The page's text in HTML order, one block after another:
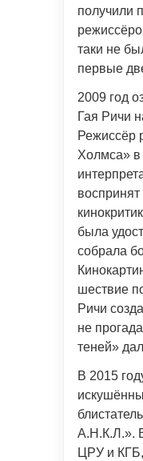
получили
таки не
первые
2009 год
Гая Ричи
Режиссёр
Холмса» в
воспринят
была
собрала
шествие
Ричи
не
теней»
В 2015
А.Н.К.Л.».
ЦРУ и